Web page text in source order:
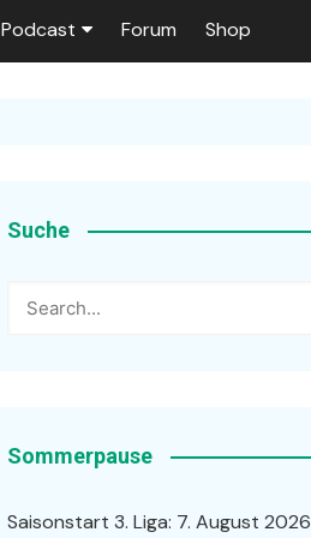
Podcast Forum Shop
Suche
Sommerpause
Saisonstart 3. Liga: 7. August 2026